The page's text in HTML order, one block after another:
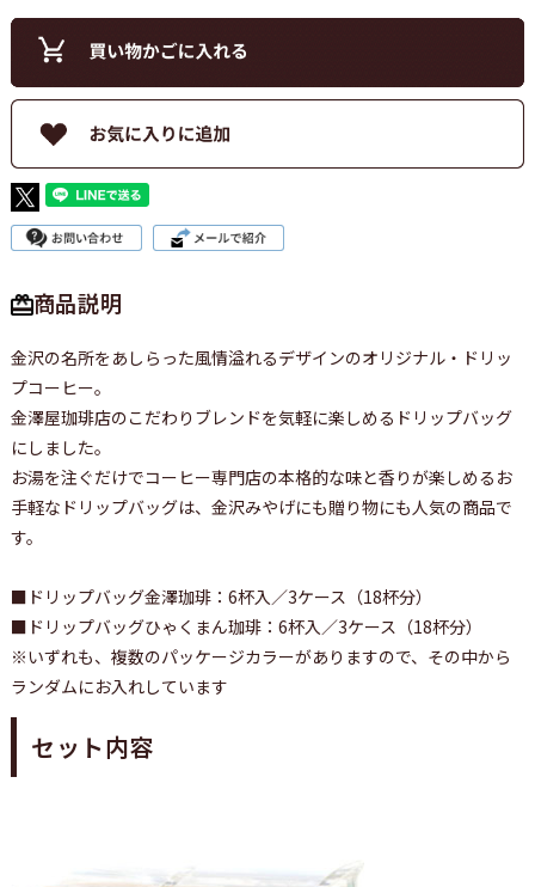
商品説明
金沢の名所をあしらった風情溢れるデザインのオリジナル・ドリッ
プコーヒー。
金澤屋珈琲店のこだわりブレンドを気軽に楽しめるドリップバッグ
にしました。
お湯を注ぐだけでコーヒー専門店の本格的な味と香りが楽しめるお
手軽なドリップバッグは、金沢みやげにも贈り物にも人気の商品で
す。
■ドリップバッグ金澤珈琲：6杯入／3ケース（18杯分）
■ドリップバッグひゃくまん珈琲：6杯入／3ケース（18杯分）
※いずれも、複数のパッケージカラーがありますので、その中から
ランダムにお入れしています
セット内容